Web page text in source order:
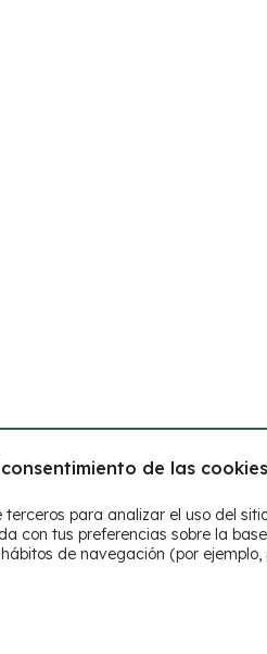
de las cookies
para analizar el uso del
con tus preferencias sobre la
de navegación (por ejemplo,